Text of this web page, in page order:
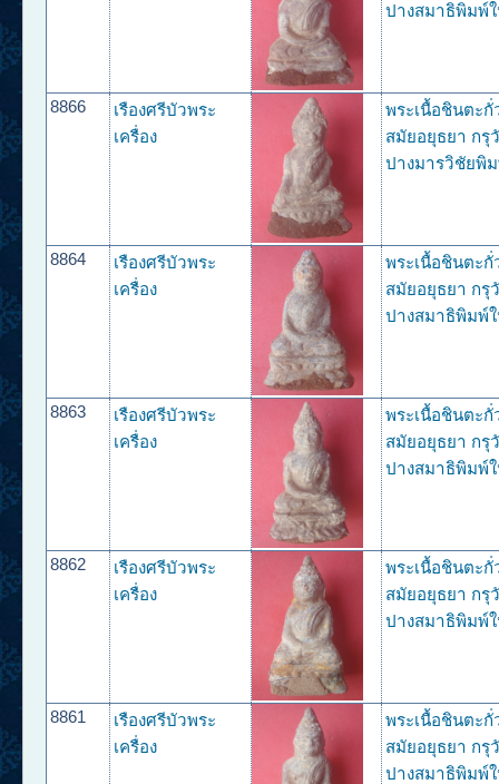
ปางสมาธิพิมพ์
8866
เรืองศรีบัวพระ
เครื่อง
พระเนื้อชินตะ
สมัยอยุธยา กรุ
ปางมารวิชัยพิ
8864
เรืองศรีบัวพระ
เครื่อง
พระเนื้อชินตะ
สมัยอยุธยา กรุ
ปางสมาธิพิมพ์
8863
เรืองศรีบัวพระ
เครื่อง
พระเนื้อชินตะ
สมัยอยุธยา กรุ
ปางสมาธิพิมพ์
8862
เรืองศรีบัวพระ
เครื่อง
พระเนื้อชินตะ
สมัยอยุธยา กรุ
ปางสมาธิพิมพ์
8861
เรืองศรีบัวพระ
เครื่อง
พระเนื้อชินตะ
สมัยอยุธยา กรุ
ปางสมาธิพิมพ์